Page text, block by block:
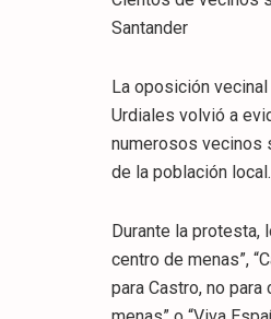
Santander
La oposición
Urdiales volvió a
numerosos vecinos
de la población local.
Durante la protesta,
centro de menas”,
para Castro, no